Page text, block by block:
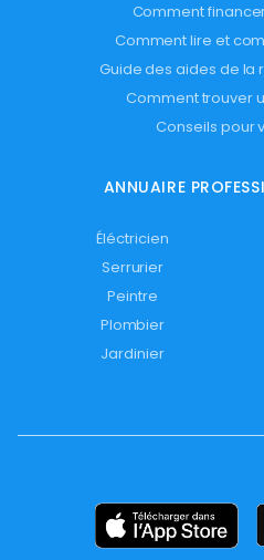
Comment
Comment lire et
Guide des aides de la
Comment trouver
Conseils pour
ANNUAIRE
Éléctricien
Serrurier
Peintre
Plombier
Jardinier